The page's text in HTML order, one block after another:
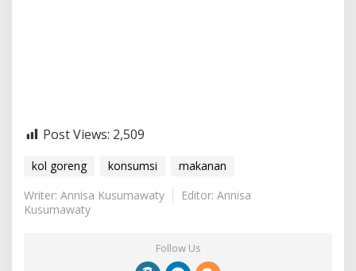
Post Views: 2,509
kol goreng konsumsi
makanan
Writer: Annisa Kusumawaty
Editor: Annisa
Kusumawaty
Follow Us